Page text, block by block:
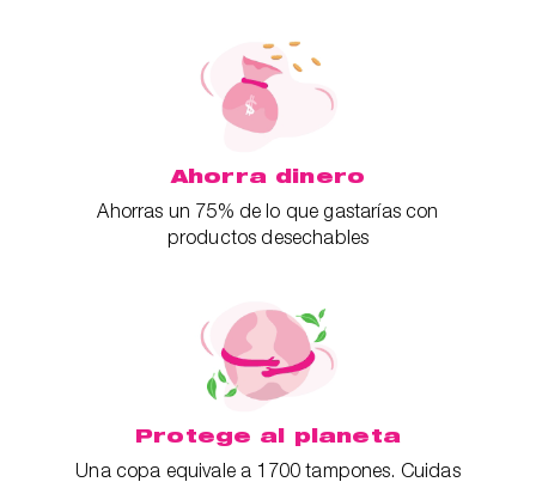
Ahorra dinero
Ahorras un 75% de lo que gastarías con
productos desechables
Protege al planeta
Una copa equivale a 1700 tampones. Cuidas